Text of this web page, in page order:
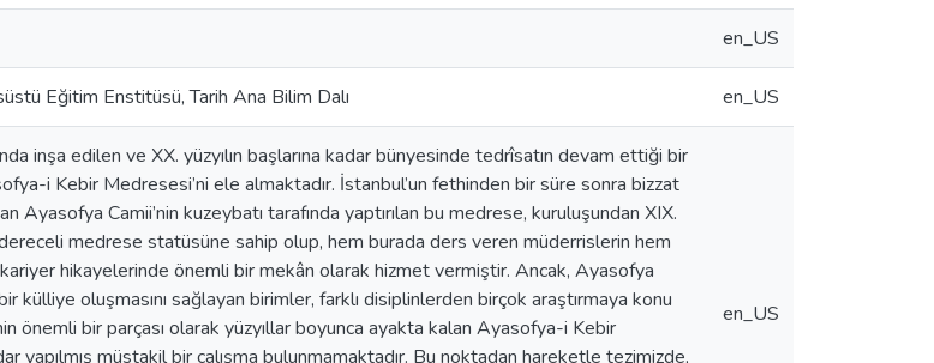
en_US
Eğitim Enstitüsü, Tarih Ana Bilim Dalı en_US
inşa edilen ve XX. yüzyılın başlarına kadar bünyesinde tedrîsatın devam ettiği bir
i Kebir Medresesi’ni ele almaktadır. İstanbul’un fethinden bir süre sonra bizzat
Ayasofya Camii’nin kuzeybatı tarafında yaptırılan bu medrese, kuruluşundan XIX.
medrese statüsüne sahip olup, hem burada ders veren müderrislerin hem
hikayelerinde önemli bir mekân olarak hizmet vermiştir. Ancak, Ayasofya
külliye oluşmasını sağlayan birimler, farklı disiplinlerden birçok araştırmaya konu
önemli bir parçası olarak yüzyıllar boyunca ayakta kalan Ayasofya-i Kebir
yapılmış müstakil bir çalışma bulunmamaktadır. Bu noktadan hareketle tezimizde,
en_US